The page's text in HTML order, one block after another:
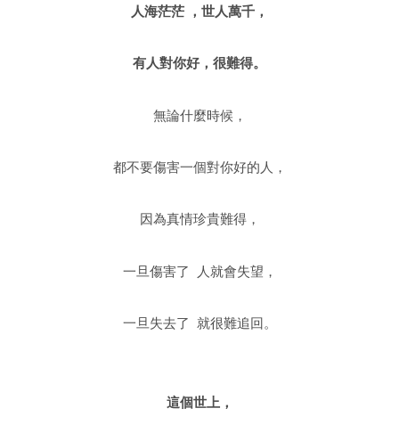
人海茫茫 ，世人萬千，
有人對你好，很難得。
無論什麼時候，
都不要傷害一個對你好的人，
因為真情珍貴難得，
一旦傷害了 人就會失望，
一旦失去了 就很難追回。
這個世上，